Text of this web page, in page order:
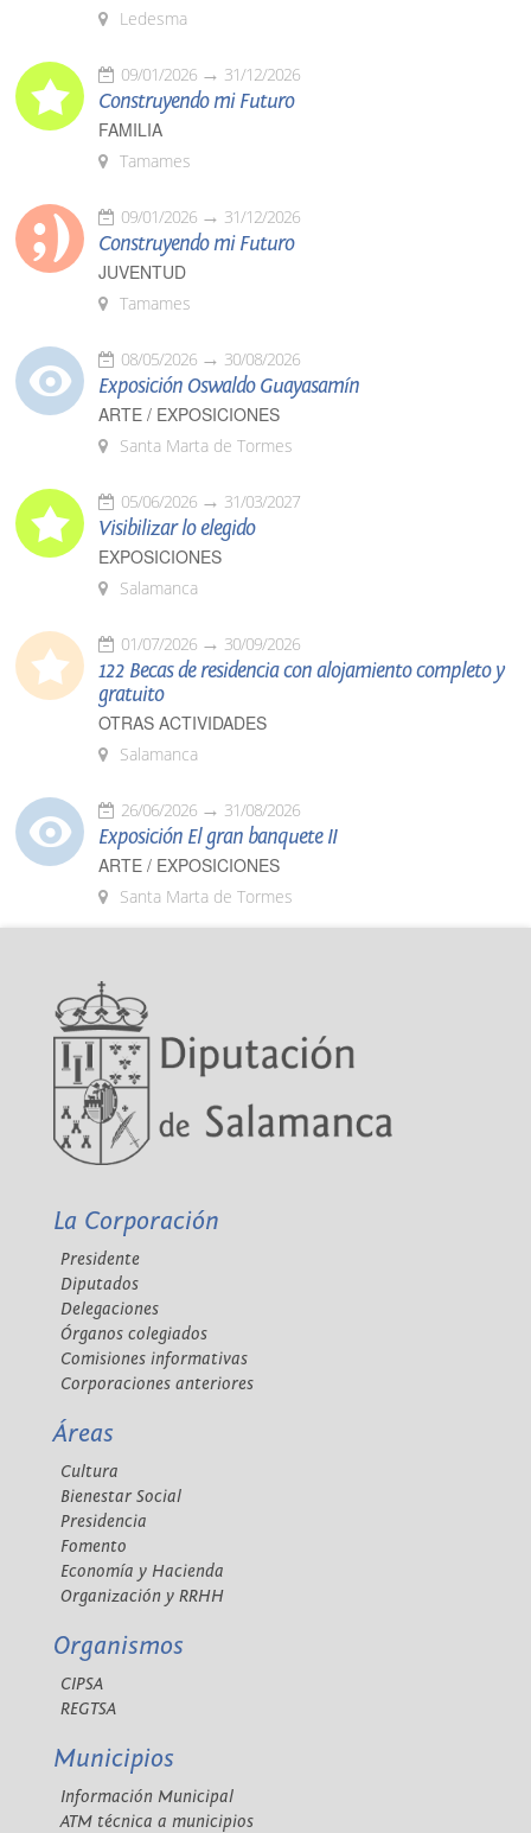
Ledesma
09/01/2026 31/12/2026
Construyendo mi Futuro
FAMILIA
Tamames
09/01/2026 31/12/2026
Construyendo mi Futuro
JUVENTUD
Tamames
08/05/2026 30/08/2026
Exposición Oswaldo Guayasamín
ARTE / EXPOSICIONES
Santa Marta de Tormes
05/06/2026 31/03/2027
Visibilizar lo elegido
EXPOSICIONES
Salamanca
01/07/2026 30/09/2026
122 Becas de residencia con alojamiento completo y
gratuito
OTRAS ACTIVIDADES
Salamanca
26/06/2026 31/08/2026
Exposición El gran banquete II
ARTE / EXPOSICIONES
Santa Marta de Tormes
La Corporación
Presidente
Diputados
Delegaciones
Órganos colegiados
Comisiones informativas
Corporaciones anteriores
Áreas
Cultura
Bienestar Social
Presidencia
Fomento
Economía y Hacienda
Organización y RRHH
Organismos
CIPSA
REGTSA
Municipios
Información Municipal
ATM técnica a municipios